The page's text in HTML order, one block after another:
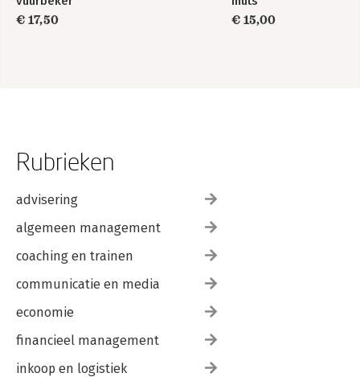
€ 17,50
€ 15,00
Rubrieken
advisering
algemeen management
coaching en trainen
communicatie en media
economie
financieel management
inkoop en logistiek